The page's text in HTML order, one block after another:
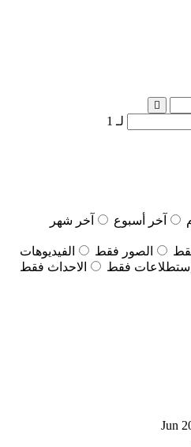
لـ 1
آخر أسبوع
آخر شهر
الصور فقط
الفيديوهات
إستطلاعات فقط الاحداث فقط
Jun